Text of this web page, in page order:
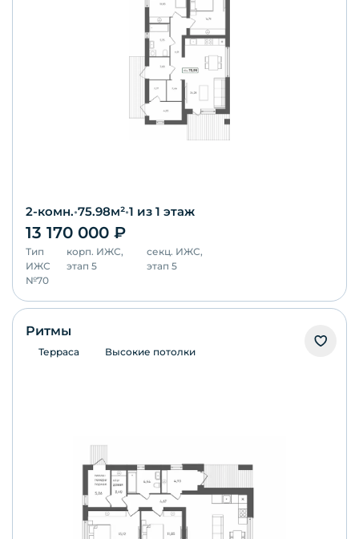
2-комн.•75.98м²•1 из 1 этаж
13 170 000 ₽
Тип
ИЖС
корп. ИЖС,
этап 5
секц. ИЖС,
этап 5
№70
Ритмы
Терраса Высокие потолки